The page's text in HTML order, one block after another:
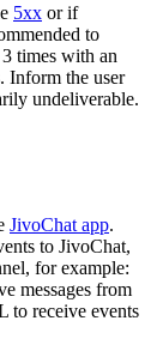
5xx or if
to
times with an
Inform the user
undeliverable.
JivoChat app.
to JivoChat,
for example:
messages from
to receive events